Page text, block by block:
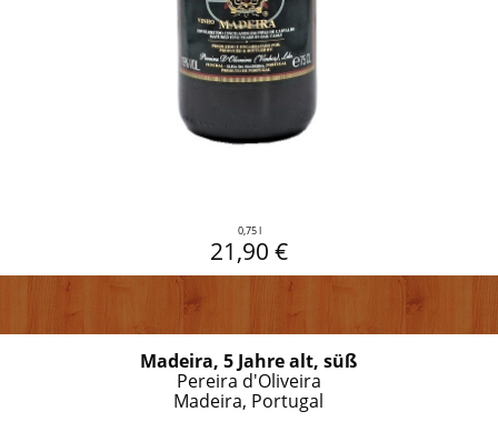
0,75 l
21,90 €
Madeira, 5 Jahre alt, süß
Pereira d'Oliveira
Madeira, Portugal